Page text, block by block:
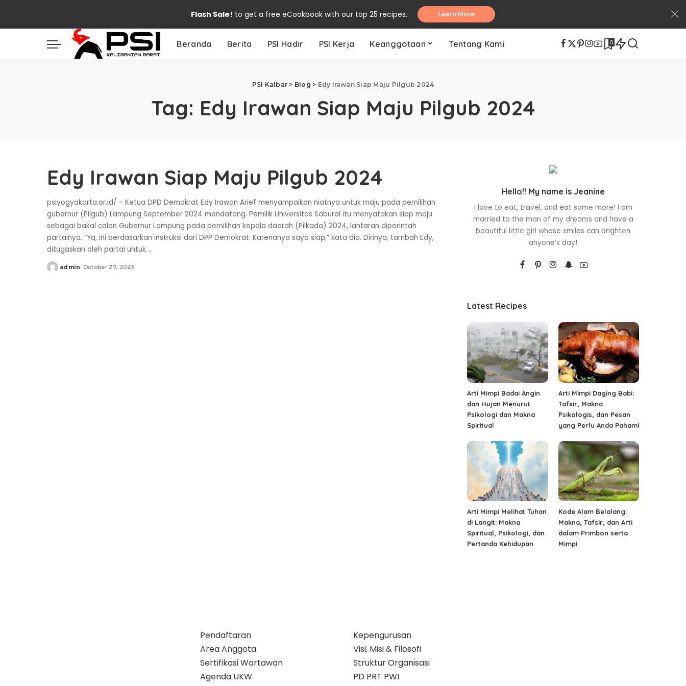
Flash Sale! to get a free eCookbook with our top 25 recipes. Learn More
Beranda Berita PSI Hadir PSI Kerja Keanggotaan Tentang Kami 0
PSI Kalbar > Blog > Edy Irawan Siap Maju Pilgub 2024
Tag: Edy Irawan Siap Maju Pilgub 2024
Edy Irawan Siap Maju Pilgub 2024
psiyogyakarta.or.id/ – Ketua DPD Demokrat Edy Irawan Arief menyampaikan niatnya untuk maju pada pemilihan
gubernur (Pilgub) Lampung September 2024 mendatang. Pemilik Universitas Saburai itu menyatakan siap maju
sebagai bakal calon Gubernur Lampung pada pemilihan kepala daerah (Pilkada) 2024, lantaran diperintah
partainya. “Ya, ini berdasarkan instruksi dari DPP Demokrat. Karenanya saya siap,” kata dia. Dirinya, tambah Edy,
ditugaskan oleh partai untuk ...
Posted
admin October 27, 2023
Hello!! My name is Jeanine
I love to eat, travel, and eat some more! I am
married to the man of my dreams and have a
beautiful little girl whose smiles can brighten
anyone’s day!
Latest Recipes
Arti Mimpi Badai Angin
dan Hujan Menurut
Psikologi dan Makna
Spiritual
Arti Mimpi Daging Babi:
Tafsir, Makna
Psikologis, dan Pesan
yang Perlu Anda Pahami
Arti Mimpi Melihat Tuhan
di Langit: Makna
Spiritual, Psikologi, dan
Pertanda Kehidupan
Kode Alam Belalang:
Makna, Tafsir, dan Arti
dalam Primbon serta
Mimpi
Pendaftaran
Area Anggota
Sertifikasi Wartawan
Agenda UKW
Kepengurusan
Visi, Misi & Filosofi
Struktur Organisasi
PD PRT PWI